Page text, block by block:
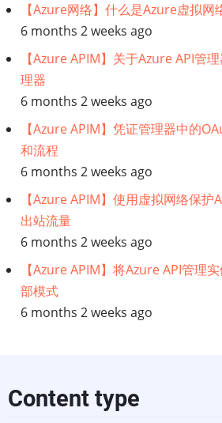
中
台
资
料
【Azure网络】什么是Azure虚拟网
6 months 2 weeks ago
【Azure APIM】关于Azure API管
理器
6 months 2 weeks ago
【Azure APIM】凭证管理器中的
和流程
6 months 2 weeks ago
【Azure APIM】使用虚拟网络保
出站流量
6 months 2 weeks ago
【Azure APIM】将Azure API管理
部模式
6 months 2 weeks ago
Content type